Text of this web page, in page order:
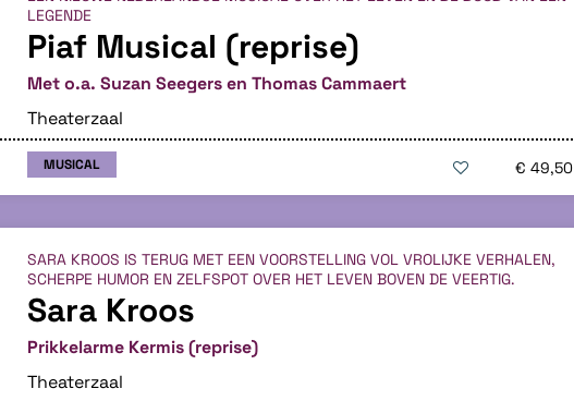
Piaf Musical (reprise)
Met o.a. Suzan Seegers en Thomas Cammaert
LEGENDE
Theaterzaal
MUSICAL € 49,50
Sara Kroos
Prikkelarme Kermis (reprise)
SARA KROOS IS TERUG MET EEN VOORSTELLING VOL VROLIJKE VERHALEN,
SCHERPE HUMOR EN ZELFSPOT OVER HET LEVEN BOVEN DE VEERTIG.
Theaterzaal